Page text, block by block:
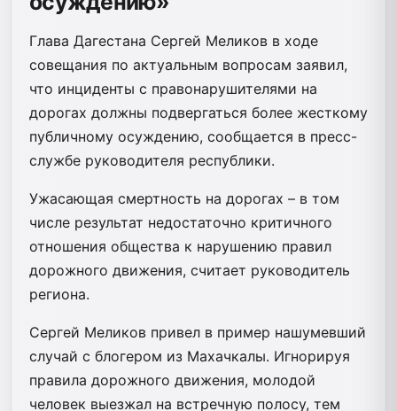
Глава Дагестана Сергей Меликов в ходе
совещания по актуальным вопросам заявил,
что инциденты с правонарушителями на
дорогах должны подвергаться более жесткому
публичному осуждению, сообщается в пресс-
службе руководителя республики.
Ужасающая смертность на дорогах – в том
числе результат недостаточно критичного
отношения общества к нарушению правил
дорожного движения, считает руководитель
региона.
Сергей Меликов привел в пример нашумевший
случай с блогером из Махачкалы. Игнорируя
правила дорожного движения, молодой
человек выезжал на встречную полосу, тем